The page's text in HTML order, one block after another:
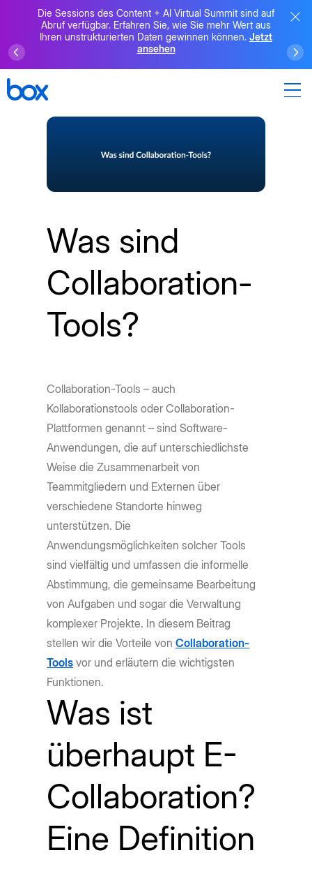
Die Sessions des Content + AI Virtual Summit sind auf
Abruf verfügbar. Erfahren Sie, wie Sie mehr Wert aus
Ihren unstrukturierten Daten gewinnen können. Jetzt
ansehen
Was sind
Collaboration-
Tools?
Collaboration-Tools – auch
Kollaborationstools oder Collaboration-
Plattformen genannt – sind Software-
Anwendungen, die auf unterschiedlichste
Weise die Zusammenarbeit von
Teammitgliedern und Externen über
verschiedene Standorte hinweg
unterstützen. Die
Anwendungsmöglichkeiten solcher Tools
sind vielfältig und umfassen die informelle
Abstimmung, die gemeinsame Bearbeitung
von Aufgaben und sogar die Verwaltung
komplexer Projekte. In diesem Beitrag
stellen wir die Vorteile vonCollaboration-
Tools vor und erläutern die wichtigsten
Funktionen.
Was ist
überhaupt E-
Collaboration?
Eine Definition